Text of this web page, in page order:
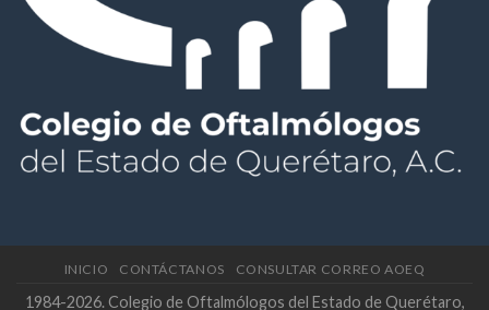
INICIO CONTÁCTANOS CONSULTAR CORREO AOEQ
1984-2026. Colegio de Oftalmólogos del Estado de Querétaro,